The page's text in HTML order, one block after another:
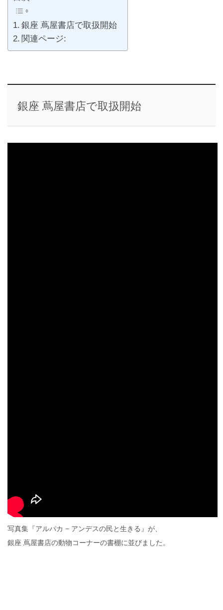
銀座 蔦屋書店で取扱開始
関連ページ:
銀座 蔦屋書店で取扱開始
写真集『アルパカ − アンデスの民と生きる』が、
銀座 蔦屋書店の動物コーナーの書棚に並びました。